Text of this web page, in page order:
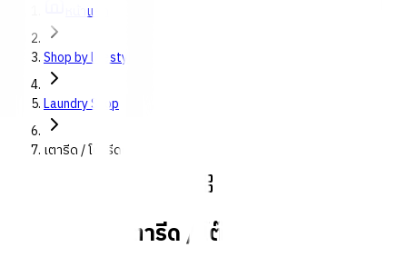
หน้าแรก
Shop by lifestyles
Laundry Shop
เตารีด / โต๊ะรีดผ้า
เตารีด / โต๊ะรีดผ้า